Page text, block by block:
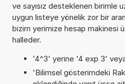
ve sayısız desteklenen birimle
uygun listeye yönelik zor bir
bizim yerimize hesap makinesi
halleder.
'4^3' yerine '4 exp 3'
'Bilimsel gösterimdeki